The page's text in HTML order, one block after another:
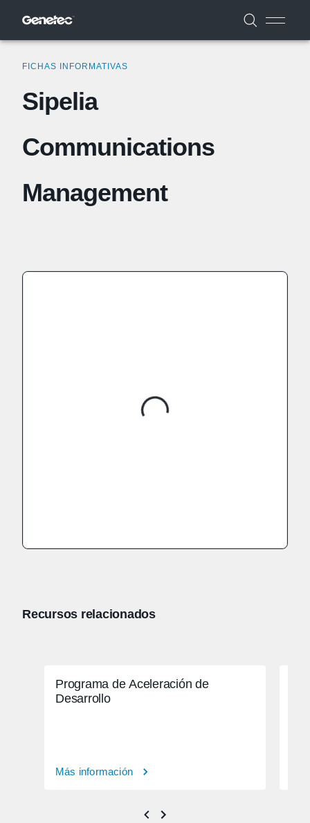
FICHAS INFORMATIVAS
Sipelia
Communications
Management
Recursos relacionados
Programa de Aceleración de
Desarrollo
Más información